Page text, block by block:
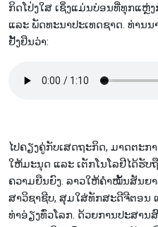
ກິດ​ໂປ່ງ​ໃສ ເຊິ່ງ​ແມ່ນ​ບ່ອນທີ່​ທຸກ​ແຫຼ່
ແລະ ພັດ​ທະ​ນາ​ປະ​ເທດ​ຊາດ. ທ່ານ​
ຢັ້ງ​ຢຶນ​ວ່າ:
ໄປ​ຄຽງ​ຄູ່​ກັບ​ເສດ​ຖະ​ກິດ, ມາດ​ຕະ​
ໃຫ້​ມະ​ນຸດ ແລະ ເຕັກ​ໂນ​ໂລ​ຢີ​ໄດ້​ຮັ
ຄວາ​ມ​ຍືນ​ຍົງ. ລາວ​ໃຫ້​ຄຳ​ໝັ້ນ​ສັນ​ຍາ​
ສາ​ວິຊາ​ຊີບ, ສຸມ​ໃສ່ທັກ​ສະ​ດີ​ຈີ​ຕອນ
ທ່າ​ອ່ຽງ​ທົ່ວ​ໂລກ. ດ້ວຍ​ການ​ປະ​ສານ​